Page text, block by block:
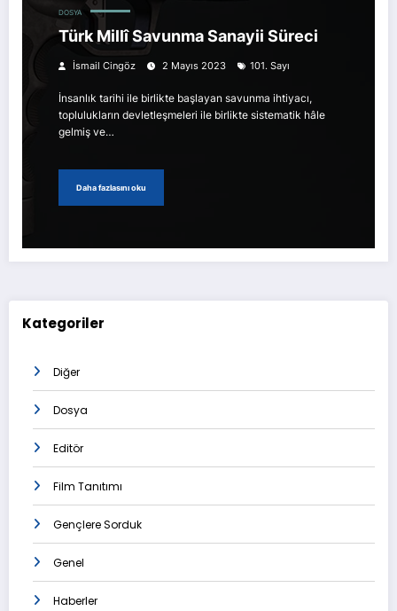
DOSYA
Türk Millî Savunma Sanayii Süreci
İsmail Cingöz 2 Mayıs 2023 101. Sayı
İnsanlık tarihi ile birlikte başlayan savunma ihtiyacı,
toplulukların devletleşmeleri ile birlikte sistematik hâle
gelmiş ve…
Daha fazlasını oku
Kategoriler
Diğer
Dosya
Editör
Film Tanıtımı
Gençlere Sorduk
Genel
Haberler